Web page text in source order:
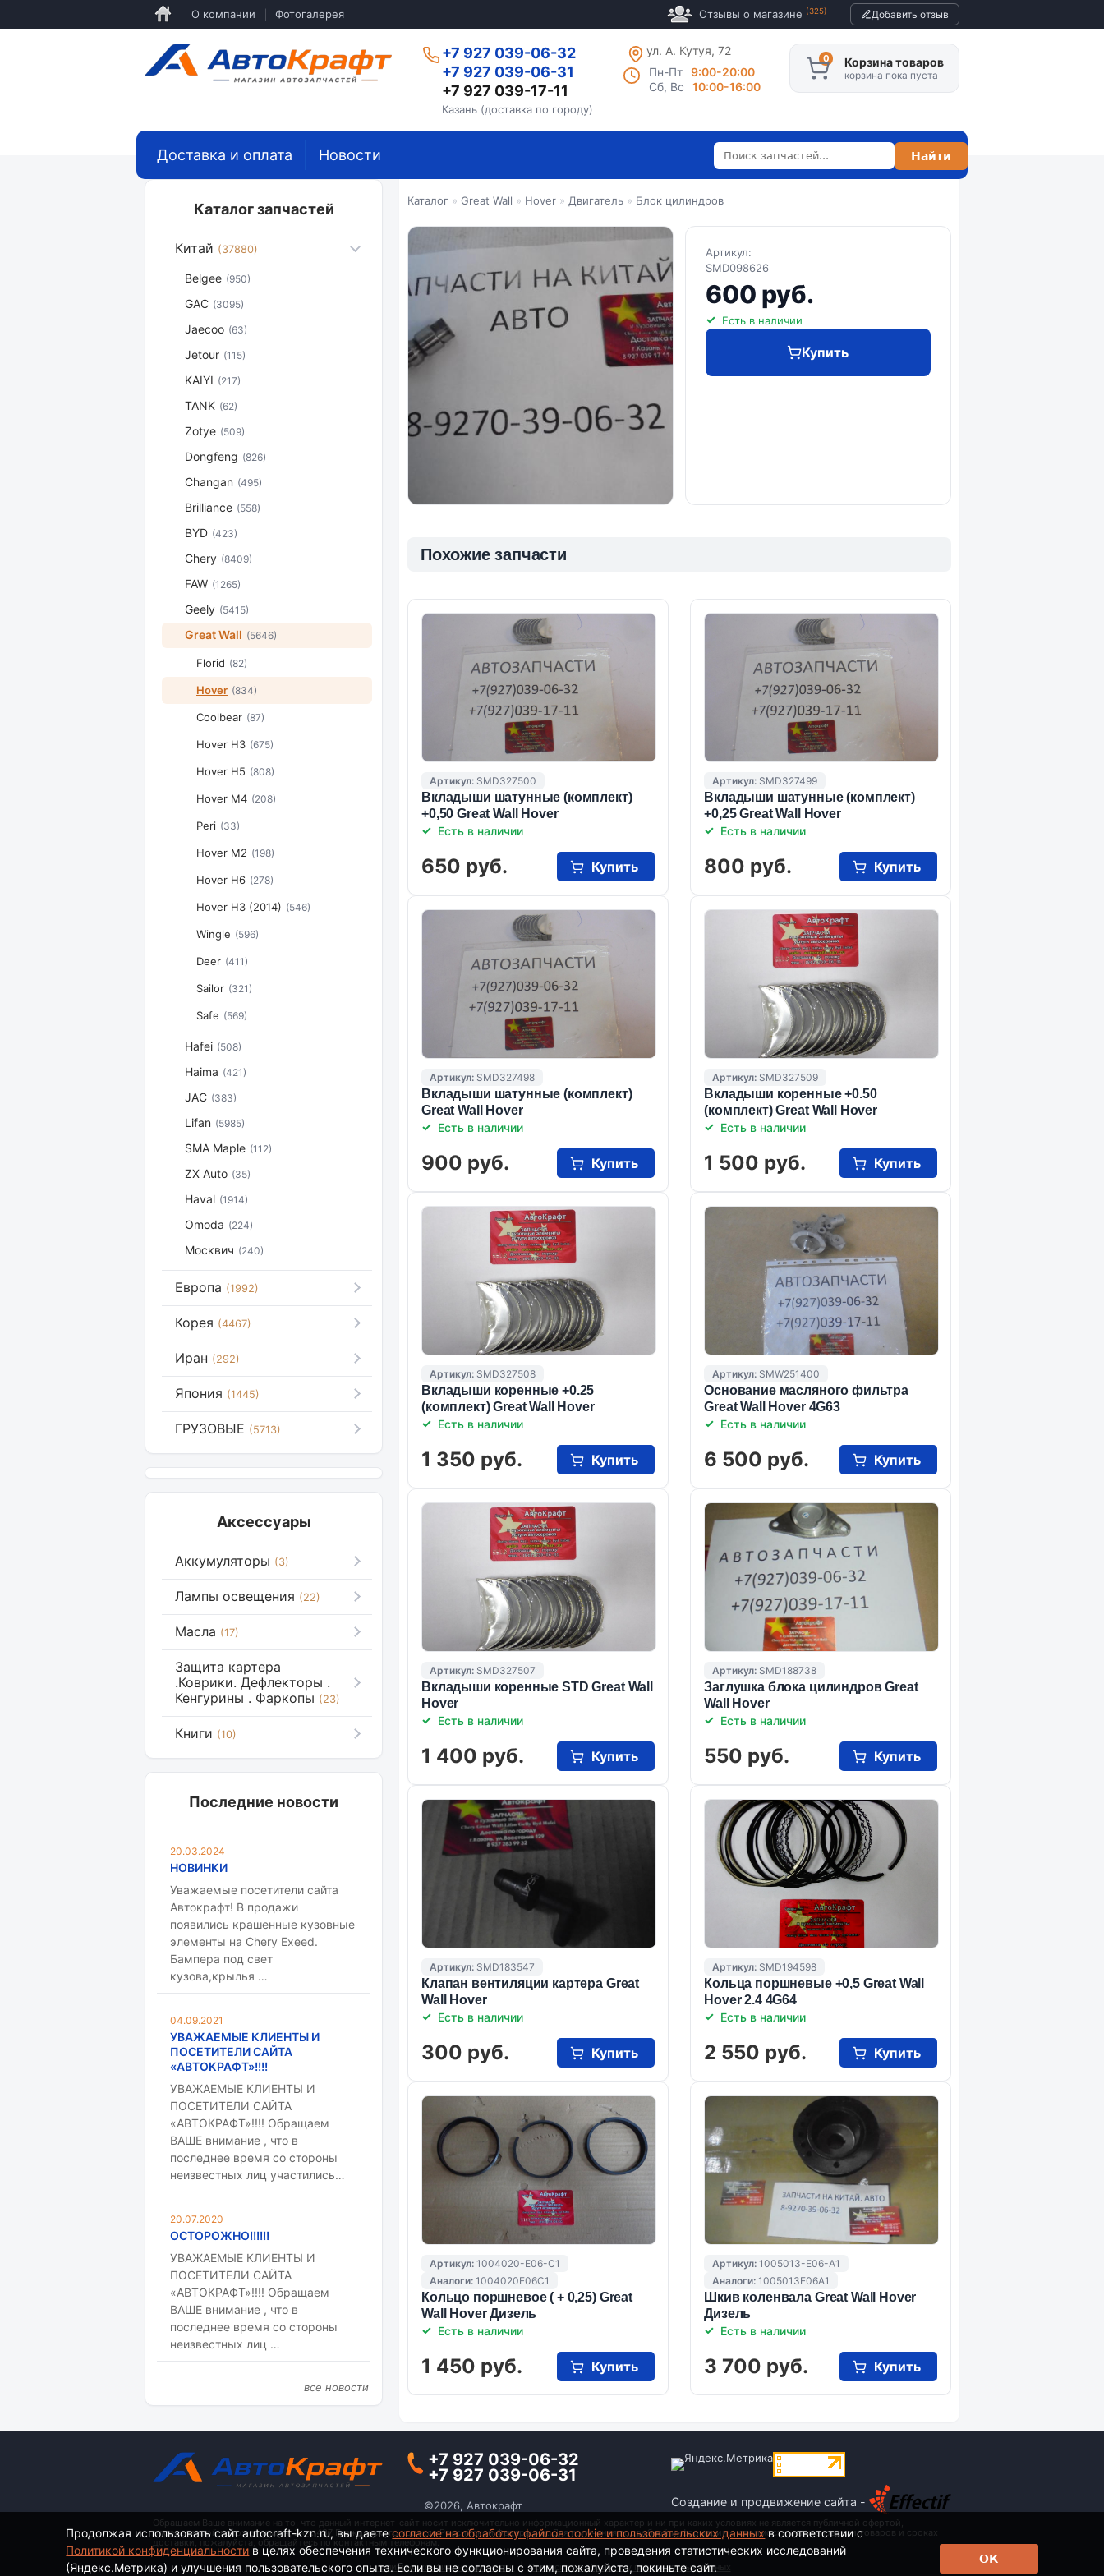
основному
О компании Фотогалерея Отзывы о магазине (325) Добавить отзыв
+7 927 039-06-32
+7 927 039-06-31
+7 927 039-17-11
Казань (доставка по городу)
ул. А. Кутуя, 72
Пн-Пт
9:00-20:00
Сб, Вс
10:00-16:00
Корзина товаров
корзина пока пуста
Каталог » Great Wall » Hover » Двигатель » Блок цилиндров
Артикул:
SMD098626
600 руб.
Есть в наличии
Купить
Похожие запчасти
Артикул: SMD327500
Вкладыши шатунные (комплект)
+0,50 Great Wall Hover
Есть в наличии
650 руб. Купить
Артикул: SMD327499
Вкладыши шатунные (комплект)
+0,25 Great Wall Hover
Есть в наличии
800 руб. Купить
Артикул: SMD327498
Вкладыши шатунные (комплект)
Great Wall Hover
Есть в наличии
900 руб. Купить
Артикул: SMD327509
Вкладыши коренные +0.50
(комплект) Great Wall Hover
Есть в наличии
1 500 руб. Купить
Артикул: SMD327508
Вкладыши коренные +0.25
(комплект) Great Wall Hover
Есть в наличии
1 350 руб. Купить
Артикул: SMW251400
Основание масляного фильтра
Great Wall Hover 4G63
Есть в наличии
6 500 руб. Купить
Артикул: SMD327507
Вкладыши коренные STD Great Wall
Hover
Есть в наличии
1 400 руб. Купить
Артикул: SMD188738
Заглушка блока цилиндров Great
Wall Hover
Есть в наличии
550 руб. Купить
Артикул: SMD183547
Клапан вентиляции картера Great
Wall Hover
Есть в наличии
300 руб. Купить
Артикул: SMD194598
Кольца поршневые +0,5 Great Wall
Hover 2.4 4G64
Есть в наличии
2 550 руб. Купить
Артикул: 1004020-E06-C1
Аналоги: 1004020E06C1
Кольцо поршневое ( + 0,25) Great
Wall Hover Дизель
Есть в наличии
1 450 руб. Купить
Артикул:1005013-E06-A1
Аналоги:1005013E06A1
Шкив коленвала Great Wall Hover
Дизель
Есть в наличии
3 700 руб. Купить
Доставка и оплата Новости
Каталог запчастей
Китай (37880)
Belgee (950)
GAC (3095)
Jaecoo (63)
Jetour (115)
KAIYI (217)
TANK (62)
Zotye (509)
Dongfeng (826)
Changan (495)
Brilliance (558)
BYD (423)
Chery (8409)
FAW (1265)
Geely (5415)
Great Wall (5646)
Florid (82)
Hover (834)
Coolbear (87)
Hover H3 (675)
Hover H5 (808)
Hover M4 (208)
Peri (33)
Hover M2 (198)
Hover H6 (278)
Hover H3 (2014) (546)
Wingle (596)
Deer (411)
Sailor (321)
Safe (569)
Hafei (508)
Haima (421)
JAC (383)
Lifan (5985)
SMA Maple (112)
ZX Auto (35)
Haval (1914)
Omoda (224)
Москвич (240)
Европа (1992)
Корея (4467)
Иран (292)
Япония (1445)
ГРУЗОВЫЕ (5713)
Аксессуары
Аккумуляторы (3)
Лампы освещения (22)
Масла (17)
Защита картера
.Коврики. Дефлекторы .
Кенгурины . Фаркопы (23)
Книги (10)
Последние новости
20.03.2024
НОВИНКИ
Уважаемые посетители сайта
Автокрафт! В продажи
появились крашенные кузовные
элементы на Chery Exeed.
Бампера под свет
кузова,крылья …
04.09.2021
УВАЖАЕМЫЕ КЛИЕНТЫ И
ПОСЕТИТЕЛИ САЙТА
«АВТОКРАФТ»!!!!
УВАЖАЕМЫЕ КЛИЕНТЫ И
ПОСЕТИТЕЛИ САЙТА
«АВТОКРАФТ»!!!! Обращаем
ВАШЕ внимание , что в
последнее время со стороны
неизвестных лиц участились…
20.07.2020
ОСТОРОЖНО!!!!!!
УВАЖАЕМЫЕ КЛИЕНТЫ И
ПОСЕТИТЕЛИ САЙТА
«АВТОКРАФТ»!!!! Обращаем
ВАШЕ внимание , что в
последнее время со стороны
неизвестных лиц …
все новости
+7 927 039-06-32
+7 927 039-06-31
©2026, Автокрафт Создание и продвижение сайта -
Обращаем Ваше внимание на то, что данный интернет-сайт носит исключительно информационный характер и ни при каких условиях не является публичной офертой,
определяемой положениями ч. 2 ст. 437 Гражданского кодекса Российской Федерации. Для получения подробной информации о стоимости, наименовании товаров и сроках
доставки, пожалуйста, обращайтесь по контактным телефонам.
Политика конфиденциальности | Согласие на обработку персональных данных
Продолжая использовать сайт autocraft-kzn.ru, вы даетесогласие на обработку файлов cookie и пользовательских данныхв соответствии с
Политикой конфиденциальности в целях обеспечения технического функционирования сайта, проведения статистических исследований
(Яндекс.Метрика) и улучшения пользовательского опыта. Если вы не согласны с этим, пожалуйста, покиньте сайт.
ОК